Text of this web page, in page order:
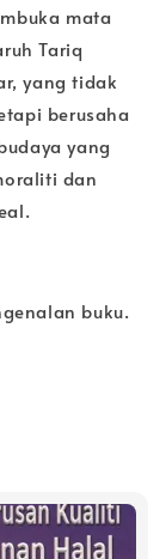
mata
Tariq
yang tidak
berusaha
yang
dan
buku.